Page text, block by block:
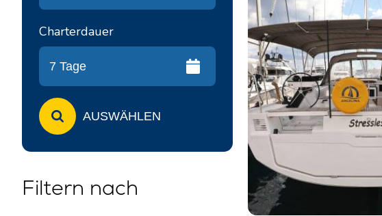
Charterdauer
AUSWÄHLEN
Filtern nach